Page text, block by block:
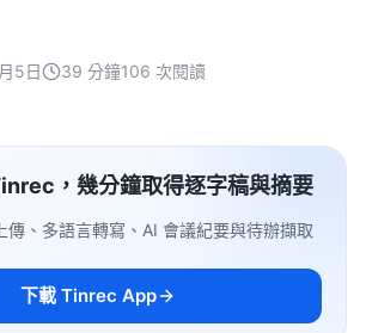
5日 39 分鐘106 次閱讀
，幾分鐘取得逐字稿與摘要
傳、多語言轉寫、AI 會議紀要與待辦擷取
下載 Tinrec App